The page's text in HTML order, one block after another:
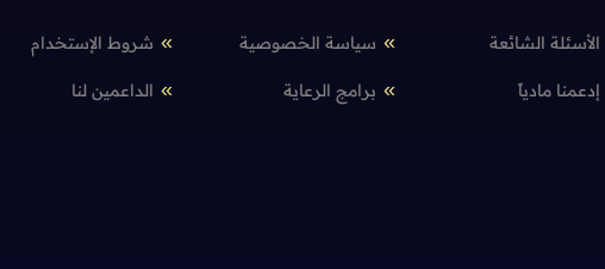
الأسئلة الشائعة سياسة الخصوصية شروط الإستخدام
إدعمنا مادياً برامج الرعاية الداعمين لنا